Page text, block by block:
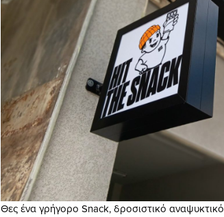
Θες ένα γρήγορο Snack, δροσιστικό αναψυκτικό